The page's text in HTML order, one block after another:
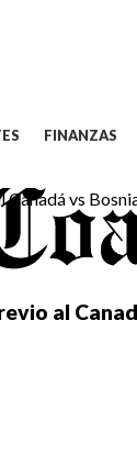
FINANZAS
al